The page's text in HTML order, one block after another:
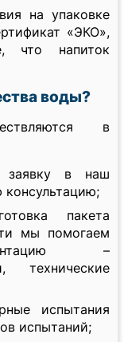
на упаковке
«ЭКО»,
что напиток
воды?
в
заявку в наш
пакета
мы помогаем
–
технические
испытания
испытаний;